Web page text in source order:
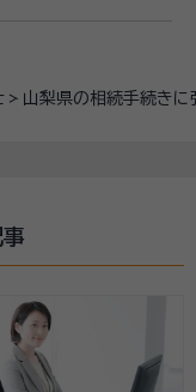
山梨県の相続手続き